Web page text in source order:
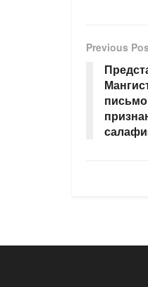
Previous
письмо